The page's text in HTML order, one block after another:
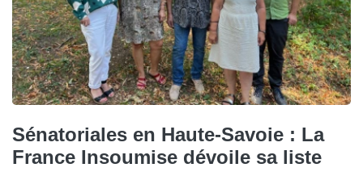
Sénatoriales en Haute-Savoie : La
France Insoumise dévoile sa liste